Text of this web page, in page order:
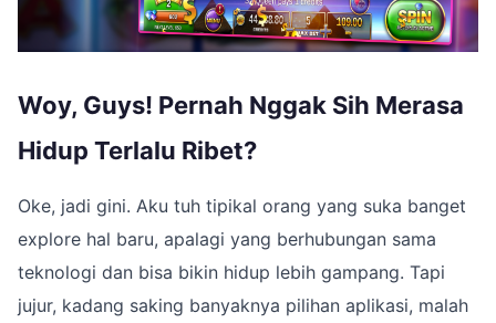
Woy, Guys! Pernah Nggak Sih Merasa
Hidup Terlalu Ribet?
Oke, jadi gini. Aku tuh tipikal orang yang suka banget
explore hal baru, apalagi yang berhubungan sama
teknologi dan bisa bikin hidup lebih gampang. Tapi
jujur, kadang saking banyaknya pilihan aplikasi, malah